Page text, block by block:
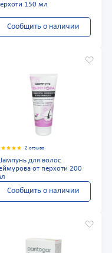
150 мл
Сообщить о наличии
2 отзыва
для волос
от перхоти 200
Сообщить о наличии